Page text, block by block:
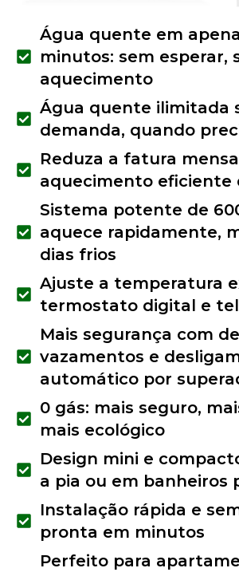
Água quente em
minutos: sem esperar,
aquecimento
Água quente ilimitada
demanda, quando
Reduza a fatura
aquecimento eficiente
Sistema potente de
aquece rapidamente,
dias frios
Ajuste a temperatura
termostato digital e
Mais segurança com
vazamentos e
automático por
0 gás: mais seguro,
mais ecológico
Design mini e
a pia ou em banheiros
Instalação rápida e
pronta em minutos
Perfeito para